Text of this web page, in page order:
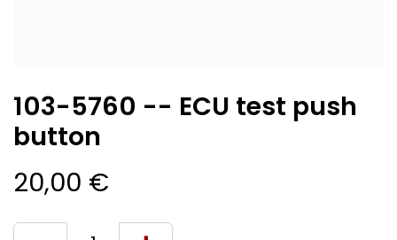
103-5760 -- ECU test push
button
20,00 €